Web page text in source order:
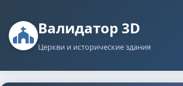
Валидатор 3D
Церкви и исторические здания